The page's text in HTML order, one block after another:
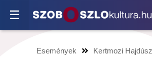
☰
Események Kertmozi